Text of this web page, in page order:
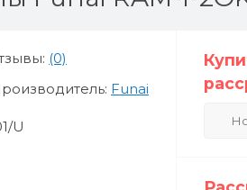
(0)
Funai